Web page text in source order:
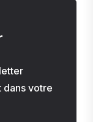
votre